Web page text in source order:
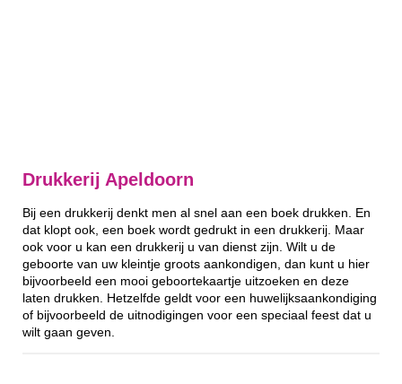
Drukkerij Apeldoorn
Bij een drukkerij denkt men al snel aan een boek drukken. En
dat klopt ook, een boek wordt gedrukt in een drukkerij. Maar
ook voor u kan een drukkerij u van dienst zijn. Wilt u de
geboorte van uw kleintje groots aankondigen, dan kunt u hier
bijvoorbeeld een mooi geboortekaartje uitzoeken en deze
laten drukken. Hetzelfde geldt voor een huwelijksaankondiging
of bijvoorbeeld de uitnodigingen voor een speciaal feest dat u
wilt gaan geven.